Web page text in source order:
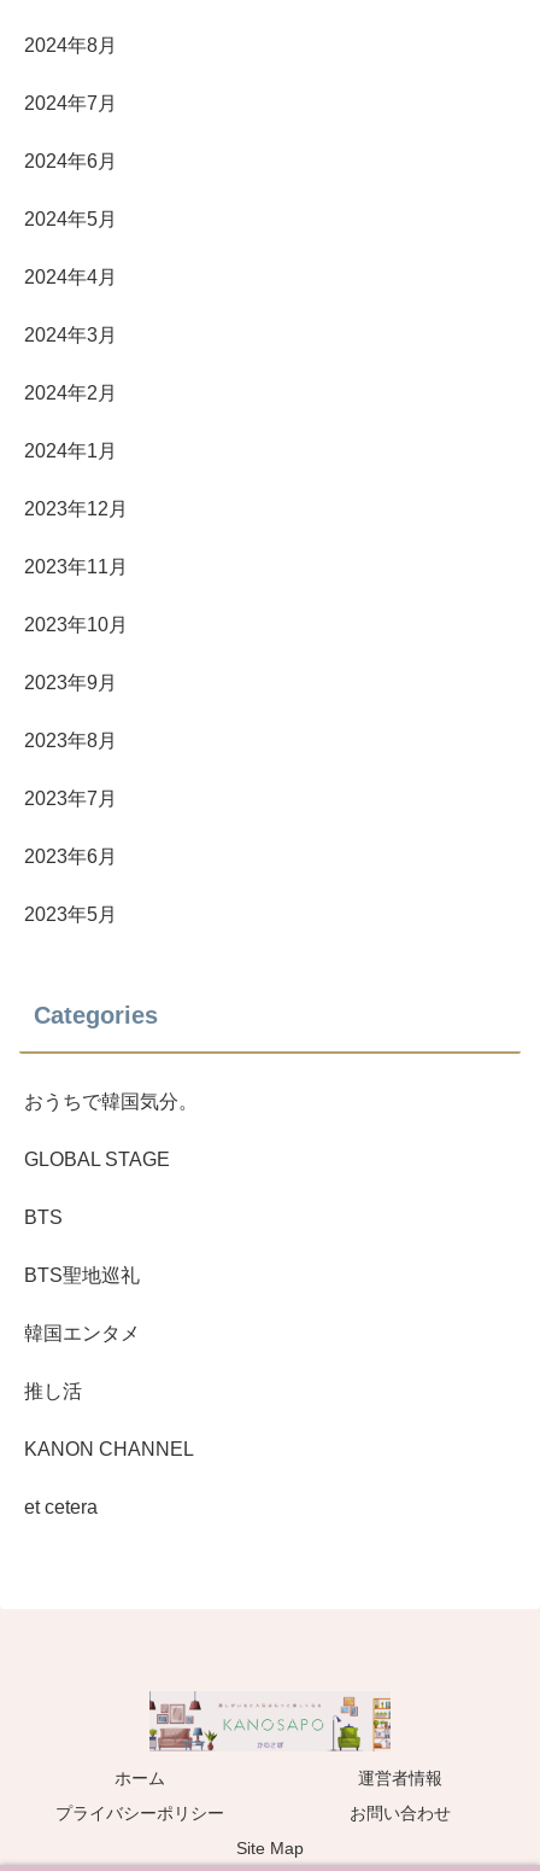
2024年8月
2024年7月
2024年6月
2024年5月
2024年4月
2024年3月
2024年2月
2024年1月
2023年12月
2023年11月
2023年10月
2023年9月
2023年8月
2023年7月
2023年6月
2023年5月
Categories
おうちで韓国気分。
GLOBAL STAGE
BTS
BTS聖地巡礼
韓国エンタメ
推し活
KANON CHANNEL
et cetera
ホーム
運営者情報
プライバシーポリシー
お問い合わせ
Site Map